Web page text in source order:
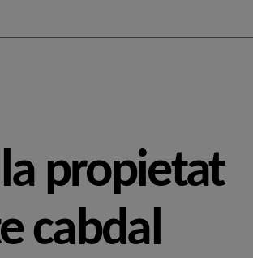
propietat
cabdal